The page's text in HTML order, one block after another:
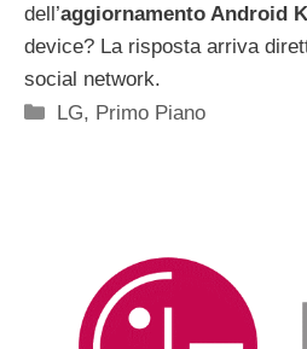
dell’aggiornamento Android
device? La risposta arriva
social network.
Categorie
LG, Primo Piano